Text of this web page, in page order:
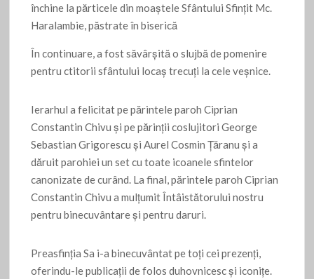
închine la părticele din moaştele Sfântului Sfinţit Mc.
Haralambie, păstrate în biserică
În continuare, a fost săvârşită o slujbă de pomenire
pentru ctitorii sfântului locaş trecuţi la cele veşnice.
Ierarhul a felicitat pe părintele paroh Ciprian
Constantin Chivu și pe părinții coslujitori George
Sebastian Grigorescu și Aurel Cosmin Țăranu și a
dăruit parohiei un set cu toate icoanele sfintelor
canonizate de curând. La final, părintele paroh Ciprian
Constantin Chivu a mulțumit Întâistătorului nostru
pentru binecuvântare și pentru daruri.
Preasfinţia Sa i-a binecuvântat pe toți cei prezenți,
oferindu-le publicații de folos duhovnicesc și iconițe.